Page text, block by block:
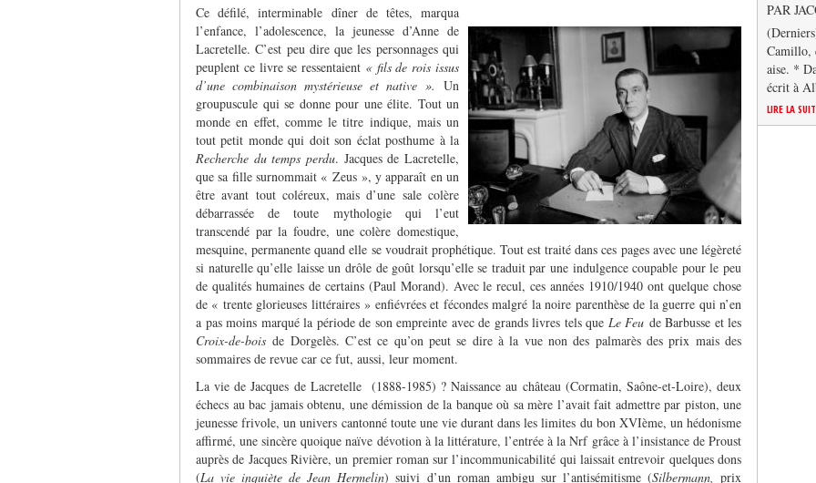
Ce défilé, interminable dîner de têtes, marqua
l’enfance, l’adolescence, la jeunesse d’Anne de
Lacretelle. C’est peu dire que les personnages qui
peuplent ce livre se ressentaient « fils de rois issus
d’une combinaison mystérieuse et native ». Un
groupuscule qui se donne pour une élite. Tout un
monde en effet, comme le titre indique, mais un
tout petit monde qui doit son éclat posthume à la
Recherche du temps perdu. Jacques de Lacretelle,
que sa fille surnommait « Zeus », y apparaît en un
être avant tout coléreux, mais d’une sale colère
débarrassée de toute mythologie qui l’eut
transcendé par la foudre, une colère domestique,
mesquine, permanente quand elle se voudrait prophétique. Tout est traité dans ces pages avec une légèreté
si naturelle qu’elle laisse un drôle de goût lorsqu’elle se traduit par une indulgence coupable pour le peu
de qualités humaines de certains (Paul Morand). Avec le recul, ces années 1910/1940 ont quelque chose
de « trente glorieuses littéraires » enfiévrées et fécondes malgré la noire parenthèse de la guerre qui n’en
a pas moins marqué la période de son empreinte avec de grands livres tels que Le Feu de Barbusse et les
Croix-de-boisde Dorgelès. C’est ce qu’on peut se dire à la vue non des palmarès des prix mais des
sommaires de revue car ce fut, aussi, leur moment.
La vie de Jacques de Lacretelle (1888-1985) ? Naissance au château (Cormatin, Saône-et-Loire), deux
échecs au bac jamais obtenu, une démission de la banque où sa mère l’avait fait admettre par piston, une
jeunesse frivole, un univers cantonné toute une vie durant dans les limites du bon XVIème, un hédonisme
affirmé, une sincère quoique naïve dévotion à la littérature, l’entrée à la Nrf grâce à l’insistance de Proust
auprès de Jacques Rivière, un premier roman sur l’incommunicabilité qui laissait entrevoir quelques dons
(La vie inquiète de Jean Hermelin) suivi d’un roman ambigu sur l’antisémitisme (Silbermann,prix
PAR
Camillo,
aise. *
écrit à
LIRE LA